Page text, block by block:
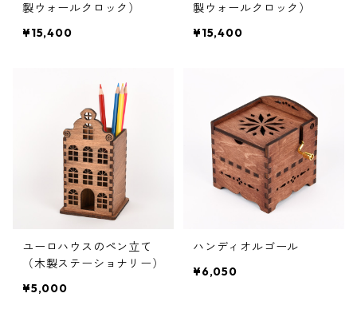
製ウォールクロック）
¥15,400
製ウォールクロック）
¥15,400
ユーロハウスのペン立て
（木製ステーショナリー）
¥5,000
ハンディオルゴール
¥6,050